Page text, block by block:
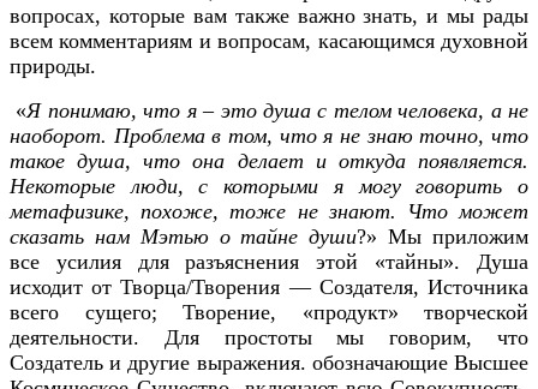
вопросах, которые вам также важно знать, и мы рады
всем комментариям и вопросам, касающимся духовной
природы.
«Я понимаю, что я – это душа с телом человека, а не
наоборот. Проблема в том, что я не знаю точно, что
такое душа, что она делает и откуда появляется.
Некоторые люди, с которыми я могу говорить о
метафизике, похоже, тоже не знают. Что может
сказать нам Мэтью о тайне души?» Мы приложим
все усилия для разъяснения этой «тайны». Душа
исходит от Творца/Творения — Создателя, Источника
всего сущего; Творение, «продукт» творческой
деятельности. Для простоты мы говорим, что
Создатель и другие выражения. обозначающие Высшее